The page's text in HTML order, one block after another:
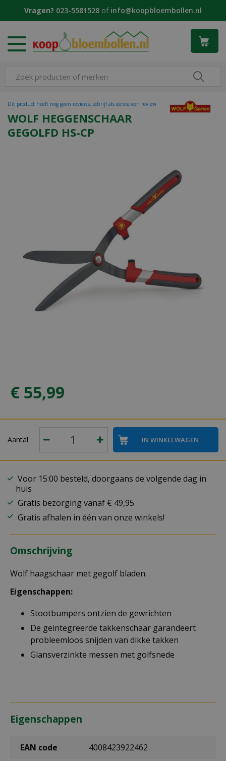
Vragen? 023-5581528 of info@koopbloembollen.nl
WOLF HEGGENSCHAAR
GEGOLFD HS-CP
Dit product heeft nog geen reviews, schrijf als eerste een review
€ 55,99
Aantal
Voor 15:00 besteld, doorgaans de volgende dag in
huis
Gratis bezorging vanaf € 49,95
Gratis afhalen in één van onze winkels!
Omschrijving
Wolf haagschaar met gegolf bladen.
Eigenschappen:
Stootbumpers ontzien de gewrichten
De geintegreerde takkenschaar garandeert
probleemloos snijden van dikke takken
Glansverzinkte messen met golfsnede
Eigenschappen
EAN code 4008423922462